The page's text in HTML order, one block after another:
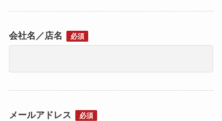
会社名／店名 必須
メールアドレス 必須